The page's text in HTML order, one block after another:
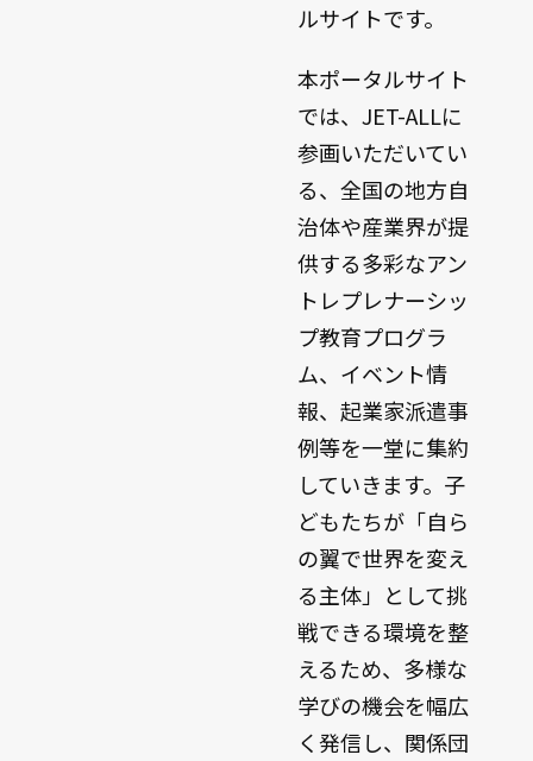
ルサイトです。
本ポータルサイト
では、JET-ALLに
参画いただいてい
る、全国の地方自
治体や産業界が提
供する多彩なアン
トレプレナーシッ
プ教育プログラ
ム、イベント情
報、起業家派遣事
例等を一堂に集約
していきます。子
どもたちが「自ら
の翼で世界を変え
る主体」として挑
戦できる環境を整
えるため、多様な
学びの機会を幅広
く発信し、関係団